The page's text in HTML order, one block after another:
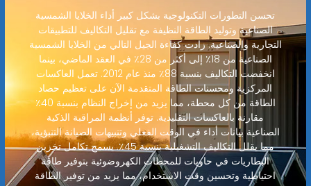
تحسن التطورات التكنولوجية بشكل كبير أداء الخلايا الشمسية
الصناعية وتوليد الطاقة النظيفة مع تقليل التكاليف للتطبيقات
التجارية والصناعية. زادت كفاءة الجيل التالي من الخلايا الشمسية
الصناعية من 18٪ إلى أكثر من 28٪ في العقد الماضي، بينما
انخفضت التكاليف بنسبة 88٪ منذ عام 2012. تعمل العاكسات
المركزية ومحسنات الطاقة المتقدمة الآن على تعظيم حصاد
الطاقة من كل محطة، مما يزيد من إخراج النظام بنسبة 40٪
مقارنة بالعاكسات التقليدية. توفر أنظمة المراقبة الذكية
الصناعية بيانات أداء في الوقت الفعلي وتنبيهات الصيانة التنبؤية،
مما يقلل التكاليف التشغيلية بنسبة 45٪. يسمح تكامل تخزين
البطاريات في حاويات للمحطات الكهروضوئية بتوفير طاقة
احتياطية وتحسين وقت الاستخدام، مما يزيد من توفير الطاقة